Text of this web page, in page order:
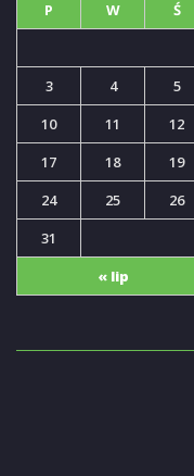
P W Ś
« lip
3
4 5
10
11 12
17
18 19
24
25 26
31